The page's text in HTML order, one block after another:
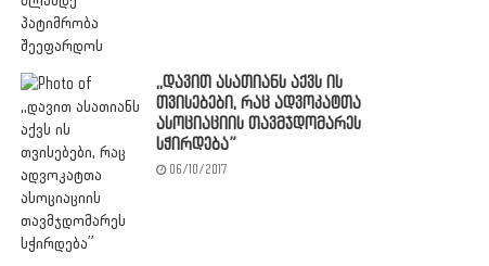
,,დავით ასათიანს აქვს ის
თვისებები, რაც ადვოკატთა
ასოციაციის თავმჯდომარეს
სჭირდება”
06/10/2017